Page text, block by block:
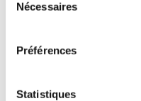
Nécessaires
Préférences
Statistiques